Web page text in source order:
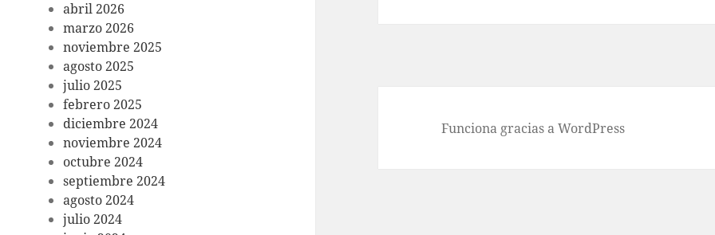
abril 2026
marzo 2026
noviembre 2025
agosto 2025
julio 2025
febrero 2025
diciembre 2024
noviembre 2024
octubre 2024
septiembre 2024
agosto 2024
julio 2024
Funciona gracias a WordPress